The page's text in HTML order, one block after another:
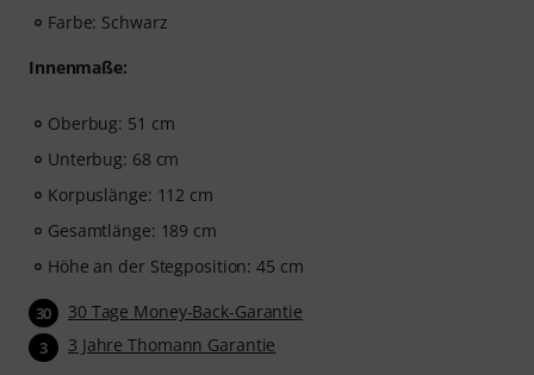
Farbe: Schwarz
Innenmaße:
Oberbug: 51 cm
Unterbug: 68 cm
Korpuslänge: 112 cm
Gesamtlänge: 189 cm
Höhe an der Stegposition: 45 cm
30 30 Tage Money-Back-Garantie
3 3 Jahre Thomann Garantie